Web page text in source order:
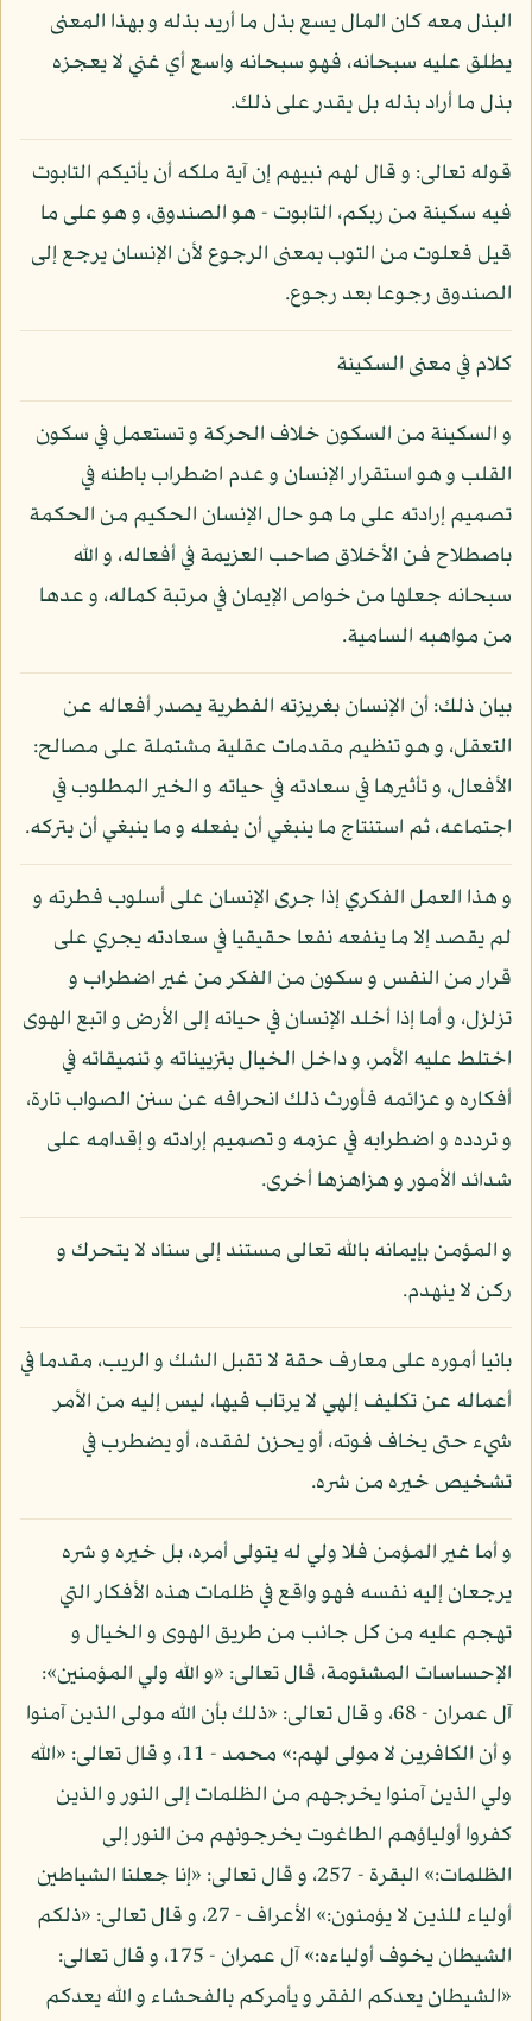
البذل معه كان المال يسع بذل ما أريد بذله و بهذا المعنى
يطلق عليه سبحانه، فهو سبحانه واسع أي غني لا يعجزه
بذل ما أراد بذله بل يقدر على ذلك.
قوله تعالى: و قال لهم نبيهم إن آية ملكه أن يأتيكم التابوت
فيه سكينة من ربكم، التابوت - هو الصندوق، و هو على ما
قيل فعلوت من التوب بمعنى الرجوع لأن الإنسان يرجع إلى
الصندوق رجوعا بعد رجوع.
كلام في معنى السكينة
و السكينة من السكون خلاف الحركة و تستعمل في سكون
القلب و هو استقرار الإنسان و عدم اضطراب باطنه في
تصميم إرادته على ما هو حال الإنسان الحكيم من الحكمة
باصطلاح فن الأخلاق صاحب العزيمة في أفعاله، و الله
سبحانه جعلها من خواص الإيمان في مرتبة كماله، و عدها
من مواهبه السامية.
بيان ذلك: أن الإنسان بغريزته الفطرية يصدر أفعاله عن
التعقل، و هو تنظيم مقدمات عقلية مشتملة على مصالح:
الأفعال، و تأثيرها في سعادته في حياته و الخير المطلوب في
اجتماعه، ثم استنتاج ما ينبغي أن يفعله و ما ينبغي أن يتركه.
و هذا العمل الفكري إذا جرى الإنسان على أسلوب فطرته و
لم يقصد إلا ما ينفعه نفعا حقيقيا في سعادته يجري على
قرار من النفس و سكون من الفكر من غير اضطراب و
تزلزل، و أما إذا أخلد الإنسان في حياته إلى الأرض و اتبع الهوى
اختلط عليه الأمر، و داخل الخيال بتزييناته و تنميقاته في
أفكاره و عزائمه فأورث ذلك انحرافه عن سنن الصواب تارة،
و تردده و اضطرابه في عزمه و تصميم إرادته و إقدامه على
شدائد الأمور و هزاهزها أخرى.
و المؤمن بإيمانه بالله تعالى مستند إلى سناد لا يتحرك و
ركن لا ينهدم.
بانيا أموره على معارف حقة لا تقبل الشك و الريب، مقدما في
أعماله عن تكليف إلهي لا يرتاب فيها، ليس إليه من الأمر
شيء حتى يخاف فوته، أو يحزن لفقده، أو يضطرب في
تشخيص خيره من شره.
و أما غير المؤمن فلا ولي له يتولى أمره، بل خيره و شره
يرجعان إليه نفسه فهو واقع في ظلمات هذه الأفكار التي
تهجم عليه من كل جانب من طريق الهوى و الخيال و
الإحساسات المشئومة، قال تعالى: «و الله ولي المؤمنين»:
آل عمران - 68، و قال تعالى: «ذلك بأن الله مولى الذين آمنوا
و أن الكافرين لا مولى لهم:» محمد - 11، و قال تعالى: «الله
ولي الذين آمنوا يخرجهم من الظلمات إلى النور و الذين
كفروا أولياؤهم الطاغوت يخرجونهم من النور إلى
الظلمات:» البقرة - 257، و قال تعالى: «إنا جعلنا الشياطين
أولياء للذين لا يؤمنون:» الأعراف - 27، و قال تعالى: «ذلكم
الشيطان يخوف أولياءه:» آل عمران - 175، و قال تعالى:
«الشيطان يعدكم الفقر و يأمركم بالفحشاء و الله يعدكم